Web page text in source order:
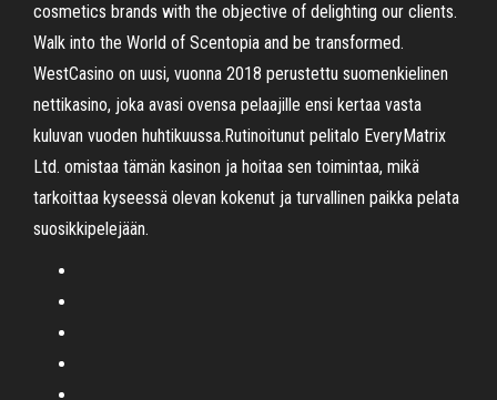
cosmetics brands with the objective of delighting our clients.
Walk into the World of Scentopia and be transformed.
WestCasino on uusi, vuonna 2018 perustettu suomenkielinen
nettikasino, joka avasi ovensa pelaajille ensi kertaa vasta
kuluvan vuoden huhtikuussa.Rutinoitunut pelitalo EveryMatrix
Ltd. omistaa tämän kasinon ja hoitaa sen toimintaa, mikä
tarkoittaa kyseessä olevan kokenut ja turvallinen paikka pelata
suosikkipelejään.